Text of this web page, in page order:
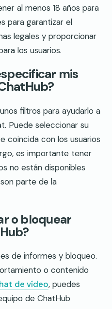
al menos 18 años para
para garantizar el
legales y proporcionar
los usuarios.
mis
filtros para ayudarlo a
Puede seleccionar su
coincida con los usuarios
es importante tener
no están disponibles
parte de la
o bloquear
de informes y bloqueo.
o contenido
de vídeo, puedes
de ChatHub